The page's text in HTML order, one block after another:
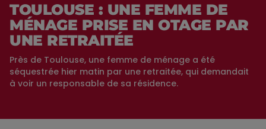
TOULOUSE : UNE FEMME DE
MÉNAGE PRISE EN OTAGE PAR
UNE RETRAITÉE
Près de Toulouse, une femme de ménage a été
séquestrée hier matin par une retraitée, qui demandait
à voir un responsable de sa résidence.